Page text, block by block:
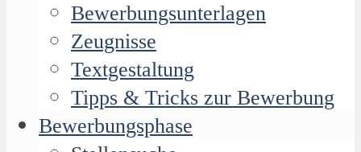
Bewerbungsunterlagen
Zeugnisse
Textgestaltung
Tipps & Tricks zur Bewerbung
Bewerbungsphase